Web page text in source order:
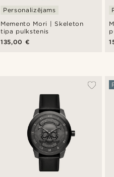
Memento Mori | Skeleton
tipa pulkstenis
Personalizējams
135,00 €